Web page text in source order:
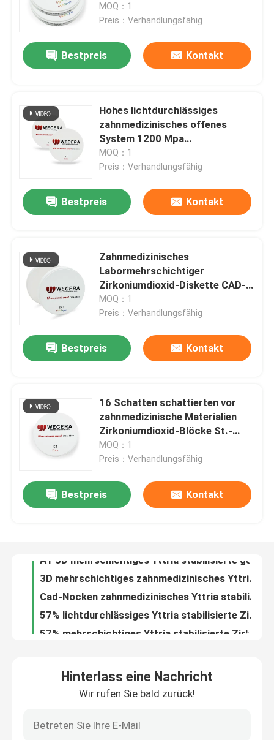
Produkte
VR-Show
Werksbesichtigung
Qualitätskontrolle
MOQ：1
Preis：Verhandlungsfähig
Bestpreis Kontakt
Hohes lichtdurchlässiges
zahnmedizinisches offenes
System 1200 Mpa
Zirkoniumdioxid-B1 98*25mm
MOQ：1
Preis：Verhandlungsfähig
Bestpreis Kontakt
Zahnmedizinisches
Labormehrschichtiger
Zirkoniumdioxid-Diskette CAD-
Nocken super hohe
lichtdurchlässige 98*22mm
MOQ：1
Preis：Verhandlungsfähig
Bestpreis Kontakt
16 Schatten schattierten vor
zahnmedizinische Materialien
Zirkoniumdioxid-Blöcke St.-
Farbe-CAD-Nockens
MOQ：1
Preis：Verhandlungsfähig
Bestpreis Kontakt
16 Schatten 1050Mpa Yttria stabilisierten Zirkoniumdioxid hohes lichtdurchlässiges Amann Girrbach
Hinterlass eine Nachricht
Wir rufen Sie bald zurück!